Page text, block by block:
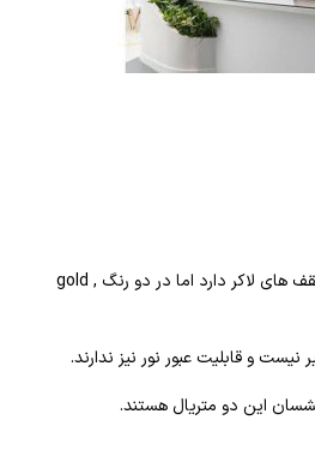
این متریال شباهت زیادی به سقف های لاکر دارد اما در دو رنگ gold ,
و قابلیت عبور نور نیز ندارند.
این دو متریال هستند.